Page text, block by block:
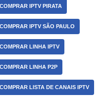
IPTV PIRATA
IPTV SÃO PAULO
LINHA IPTV
LINHA P2P
LISTA DE CANAIS IPTV